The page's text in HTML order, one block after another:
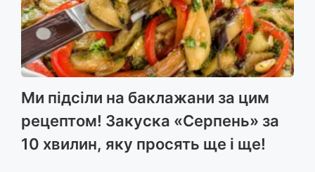
Ми підсіли на баклажани за цим
рецептом! Закуска «Серпень» за
10 хвилин, яку просять ще і ще!